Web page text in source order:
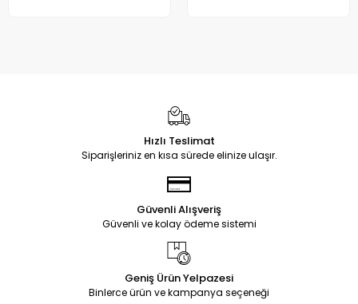
Hızlı Teslimat
Siparişleriniz en kısa sürede elinize ulaşır.
Güvenli Alışveriş
Güvenli ve kolay ödeme sistemi
Geniş Ürün Yelpazesi
Binlerce ürün ve kampanya seçeneği